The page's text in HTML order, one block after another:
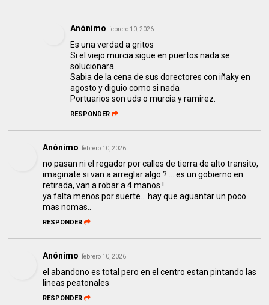
Anónimo febrero 10, 2026
Es una verdad a gritos
Si el viejo murcia sigue en puertos nada se
solucionara
Sabia de la cena de sus dorectores con iñaky en
agosto y diguio como si nada
Portuarios son uds o murcia y ramirez.
RESPONDER
Anónimo febrero 10, 2026
no pasan ni el regador por calles de tierra de alto transito,
imaginate si van a arreglar algo ? ... es un gobierno en
retirada, van a robar a 4 manos !
ya falta menos por suerte... hay que aguantar un poco
mas nomas..
RESPONDER
Anónimo febrero 10, 2026
el abandono es total pero en el centro estan pintando las
lineas peatonales
RESPONDER